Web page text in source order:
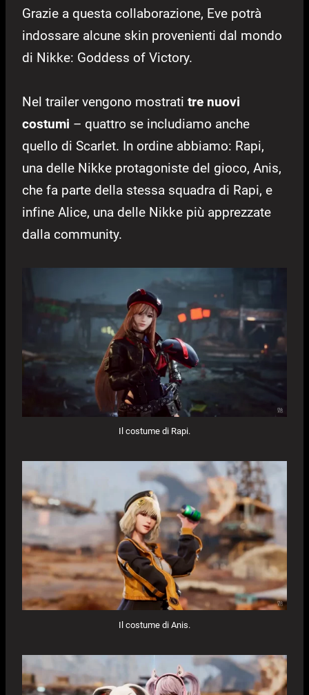
Grazie a questa collaborazione, Eve potrà
indossare alcune skin provenienti dal mondo
di Nikke: Goddess of Victory.
Nel trailer vengono mostrati tre nuovi
costumi – quattro se includiamo anche
quello di Scarlet. In ordine abbiamo: Rapi,
una delle Nikke protagoniste del gioco, Anis,
che fa parte della stessa squadra di Rapi, e
infine Alice, una delle Nikke più apprezzate
dalla community.
Il costume di Rapi.
Il costume di Anis.